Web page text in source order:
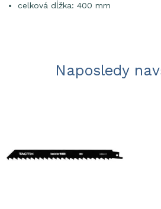
celková dĺžka: 400 mm
Naposledy